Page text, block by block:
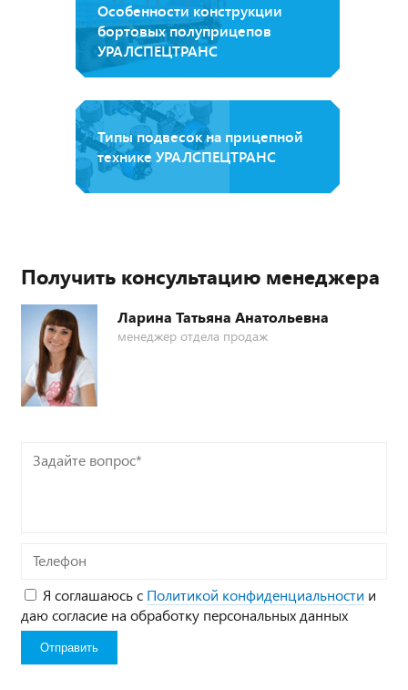
Особенности конструкции
бортовых полуприцепов
УРАЛСПЕЦТРАНС
Типы подвесок на прицепной
технике УРАЛСПЕЦТРАНС
Получить консультацию менеджера
Ларина Татьяна Анатольевна
менеджер отдела продаж
Задайте
вопрос*
Телефон
Я соглашаюсь с Политикой конфиденциальности и
даю согласие на обработку персональных данных